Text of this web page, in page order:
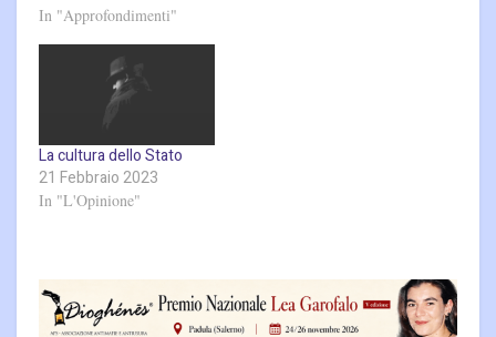
In "Approfondimenti"
La cultura dello Stato
21 Febbraio 2023
In "L'Opinione"